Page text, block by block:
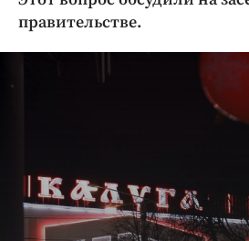
Криминал
Праздники
Происшествия
Спорт
правительстве.